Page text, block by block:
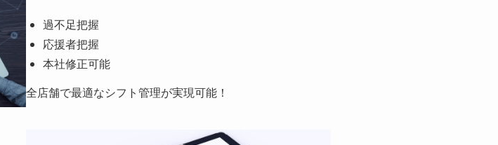
過不足把握
応援者把握
本社修正可能
全店舗で最適なシフト管理が実現可能！